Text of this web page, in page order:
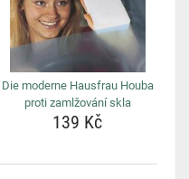
Die moderne Hausfrau Houba
proti zamlžování skla
139 Kč